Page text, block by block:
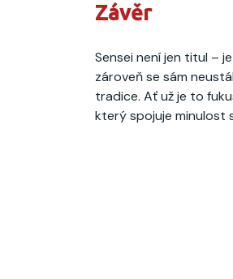
Závěr
Sensei není jen titul –
zároveň se sám
tradice. Ať už je to
který spojuje minulost